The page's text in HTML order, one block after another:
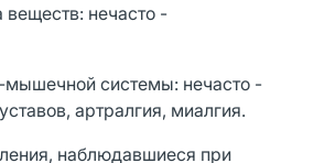
нечасто -
мышечной системы: нечасто -
артралгия, миалгия.
наблюдавшиеся при